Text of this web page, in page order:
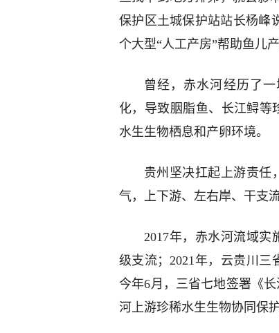
保护区土城保护站站长杨峰
个大型“人工产房”帮助鱼儿
曾经，赤水河经历了
化，导致胭脂鱼、长江鲟等
水生生物栖息和产卵环境。
贵州坚决扛起上游责任
气，上下游、左右岸、干支
2017年，赤水河流域实
级支流；2021年，云贵川三
今年6月，三省七地签署《
河上游珍稀水生生物协同保